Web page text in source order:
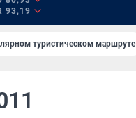
93,19
туристическом маршруте